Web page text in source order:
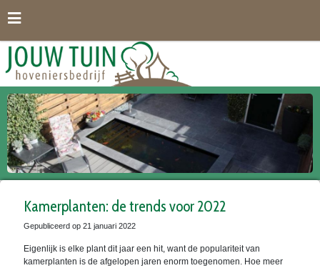
a
Kamerplanten: de trends voor 2022
Gepubliceerd op 21 januari 2022
Eigenlijk is elke plant dit jaar een hit, want de populariteit van
kamerplanten is de afgelopen jaren enorm toegenomen. Hoe meer